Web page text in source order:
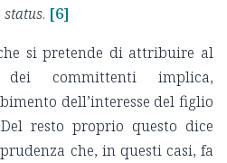
status. [6]
si pretende di attribuire al
dei committenti implica,
dell’interesse del figlio
resto proprio questo dice
che, in questi casi, fa